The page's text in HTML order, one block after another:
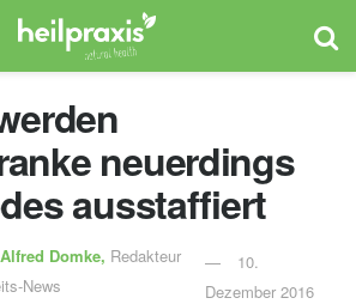
neuerdings
ausstaffiert
Alfred Domke, Redakteur
News
10.
Dezember 2016